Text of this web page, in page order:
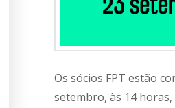
Os sócios FPT estão
setembro, às 14